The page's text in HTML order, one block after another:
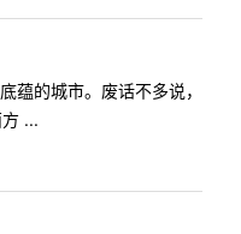
蕴的城市。废话不多说，
...